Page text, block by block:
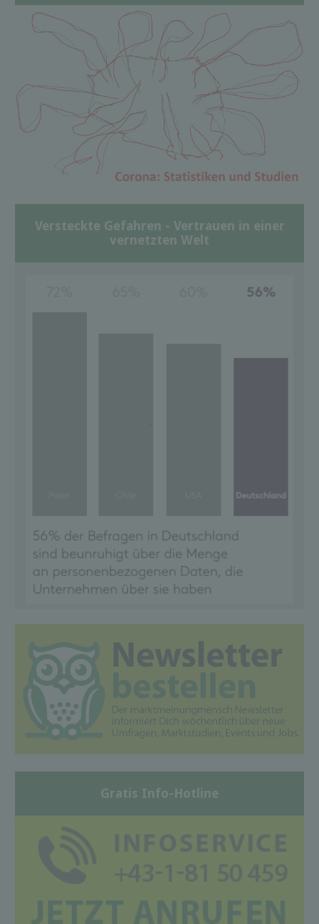
Versteckte Gefahren - Vertrauen in einer
vernetzten Welt
Gratis Info-Hotline